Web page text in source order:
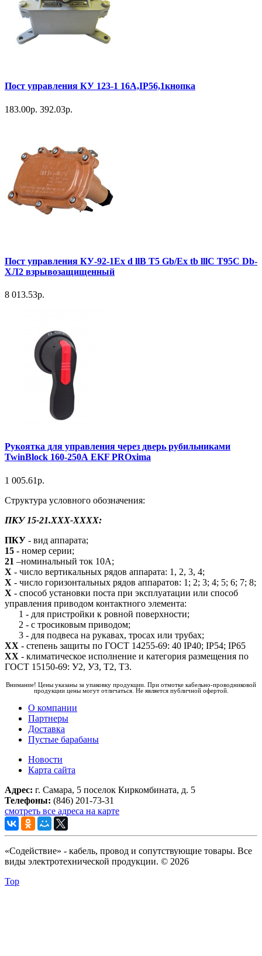
Пост управления КУ 123-1 16А,IP56,1кнопка
183.00р. 392.03р.
Пост управления КУ-92-1Ex d llB T5 Gb/Ex tb lllC T95C Db-
ХЛ2 взрывозащищенный
8 013.53р.
Рукоятка для управления через дверь рубильниками
TwinBlock 160-250А EKF PROxima
1 005.61р.
Структура условного обозначения:
ПКУ 15-21.ХХХ-ХХХХ:
ПКУ - вид аппарата;
15 - номер серии;
21 –номинальный ток 10А;
X - число вертикальных рядов аппарата: 1, 2, 3, 4;
X - число горизонтальных рядов аппаратов: 1; 2; 3; 4; 5; 6; 7; 8;
X - способ установки поста при эксплуатации или способ
управления приводом контактного элемента:
1 - для пристройки к ровной поверхности;
2 - с тросиковым приводом;
3 - для подвеса на рукавах, тросах или трубах;
ХХ - степень защиты по ГОСТ 14255-69: 40 IР40; IР54; IР65
ХХ - климатическое исполнение и категория размещения по
ГОСТ 15150-69: У2, УЗ, Т2, Т3.
Внимание! Цены указаны за упаковку продукции. При отмотке кабельно-проводниковой
продукции цены могут отличаться. Не является публичной офертой.
О компании
Партнеры
Доставка
Пустые барабаны
Новости
Карта сайта
Адрес: г. Самара, 5 поселок Киркомбината, д. 5
Телефоны: (846) 201-73-31
смотреть все адреса на карте
«Содействие» - кабель, провод и сопутствующие товары. Все
виды электротехнической продукции. © 2026
Top